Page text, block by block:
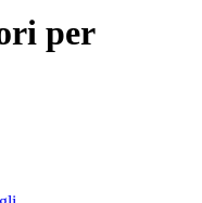
per